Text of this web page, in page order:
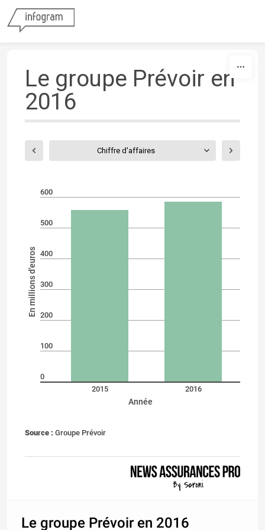
Le groupe Prévoir en
2016
Chiffre d'affaires
600
500
400
300
200
100
0
2015
2016
En millions d'euros
Année
Source : Groupe Prévoir
Le groupe Prévoir en 2016